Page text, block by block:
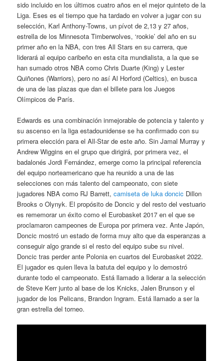
sido incluido en los últimos cuatro años en el mejor quinteto de la
Liga. Eses es el tiempo que ha tardado en volver a jugar con su
selección, Karl Anthony-Towns, un pívot de 2,13 y 27 años,
estrella de los Minnesota Timberwolves, ‘rookie’ del año en su
primer año en la NBA, con tres All Stars en su carrera, que
liderará al equipo caribeño en esta cita mundialista, a la que se
han sumado otros NBA como Chris Duarte (King) y Lester
Quiñones (Warriors), pero no así Al Horford (Celtics), en busca
de una de las plazas que dan el billete para los Juegos
Olímpicos de París.
Edwards es una combinación inmejorable de potencia y talento y
su ascenso en la liga estadounidense se ha confirmado con su
primera elección para el All-Star de este año. Sin Jamal Murray y
Andrew Wiggins en el grupo que dirigirá, por primera vez, el
badalonés Jordi Fernández, emerge como la principal referencia
del equipo norteamericano que ha reunido a una de las
selecciones con más talento del campeonato, con siete
jugadores NBA como RJ Barrett,camiseta de luka doncic Dillon
Brooks o Olynyk. El propósito de Doncic y del resto del vestuario
es rememorar un éxito como el Eurobasket 2017 en el que se
proclamaron campeones de Europa por primera vez. Ante Japón,
Doncic mostró un estado de forma muy alto que da esperanzas a
conseguir algo grande si el resto del equipo sube su nivel.
Doncic tras perder ante Polonia en cuartos del Eurobasket 2022.
El jugador es quien lleva la batuta del equipo y lo demostró
durante todo el campeonato. Está llamado a liderar a la selección
de Steve Kerr junto al base de los Knicks, Jalen Brunson y el
jugador de los Pelicans, Brandon Ingram. Está llamado a ser la
gran estrella del torneo.